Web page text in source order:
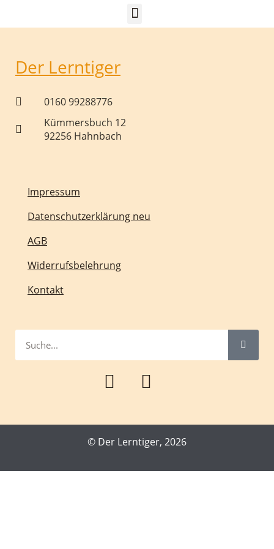
Der Lerntiger
0160 99288776
Kümmersbuch 12
92256 Hahnbach
Impressum
Datenschutzerklärung neu
AGB
Widerrufsbelehrung
Kontakt
© Der Lerntiger, 2026